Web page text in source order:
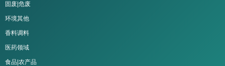
固废|危废
环境其他
香料调料
医药领域
食品|农产品